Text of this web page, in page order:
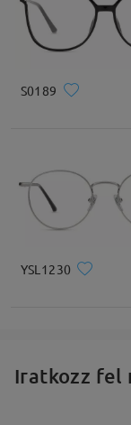
S0189
YSL1230
Iratkozz fel